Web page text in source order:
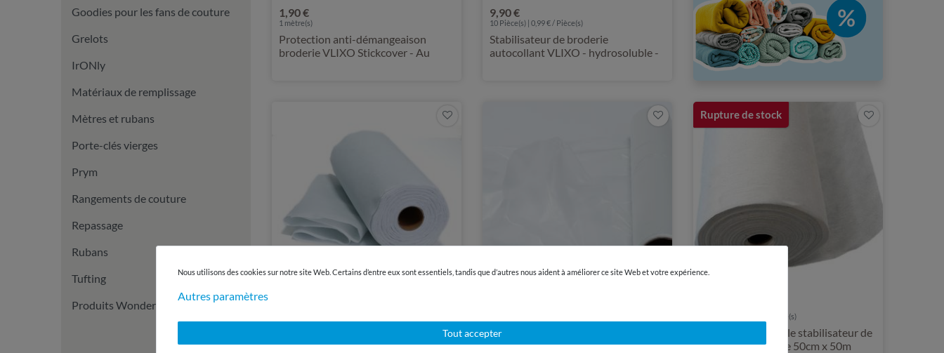
Goodies pour les fans de couture
Grelots
IrONly
Matériaux de remplissage
Mètres et rubans
Porte-clés vierges
Prym
Rangements de couture
Repassage
Rubans
Tufting
Produits Wonder
1,90 €
1 mètre(s)
Protection anti-démangeaison
broderie VLIXO Stickcover - Au
9,90 €
10 Pièce(s) | 0,99 € / Pièce(s)
Stabilisateur de broderie
autocollant VLIXO - hydrosoluble -
de VLIXO
Stabilisateur de broderie déchirable
VLIXO - 30 cm x 25 m
de VLIXO
Stabilisateur de broderie
hydrosoluble VLIXO - 30 cm x 25 m
Rupture de stock
mètre(s) | 0,40 € / mètre(s)
Rouleau détachable stabilisateur de
broderie Vlieseline 50cm x 50m
Nous utilisons des cookies sur notre site Web. Certains d’entre eux sont essentiels, tandis que d’autres nous aident à améliorer ce site Web et votre expérience.
Autres paramètres
Tout accepter